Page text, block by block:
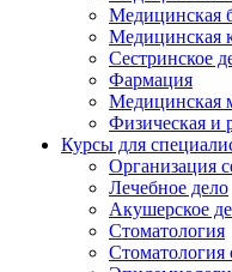
Медицинская
Медицинская
Сестринское
Фармация
Медицинская
Физическая и
Курсы для
Организация
Лечебное дело
Акушерское
Стоматология
Стоматология